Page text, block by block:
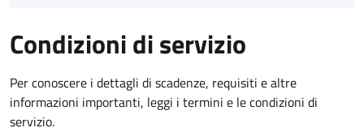
Condizioni di servizio
Per conoscere i dettagli di scadenze, requisiti e altre
informazioni importanti, leggi i termini e le condizioni di
servizio.